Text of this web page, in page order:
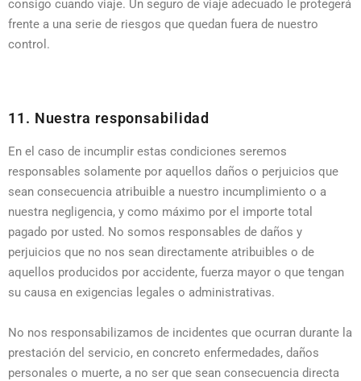
consigo cuando viaje. Un seguro de viaje adecuado le protegerá
frente a una serie de riesgos que quedan fuera de nuestro
control.
11. Nuestra responsabilidad
En el caso de incumplir estas condiciones seremos
responsables solamente por aquellos daños o perjuicios que
sean consecuencia atribuible a nuestro incumplimiento o a
nuestra negligencia, y como máximo por el importe total
pagado por usted. No somos responsables de daños y
perjuicios que no nos sean directamente atribuibles o de
aquellos producidos por accidente, fuerza mayor o que tengan
su causa en exigencias legales o administrativas.
No nos responsabilizamos de incidentes que ocurran durante la
prestación del servicio, en concreto enfermedades, daños
personales o muerte, a no ser que sean consecuencia directa